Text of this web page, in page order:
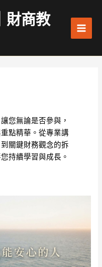
財商教
您無論是否參與，
點精華。從專業講
關鍵財務觀念的拆
持續學習與成長。